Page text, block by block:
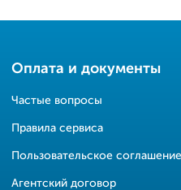
Оплата и документы
Частые вопросы
Правила сервиса
Пользовательское соглашение
Агентский договор